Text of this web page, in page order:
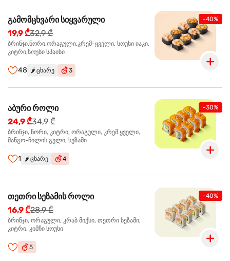
-40%
გამომცხვარი სიყვარული
19,9 ₾32,9 ₾
ბრინჯი,ნორი,ორაგული,კრემ-ყველი, სოუსი იაკი,
კიტრი,სოუსი სპაისი
48 🌶️ ცხარე 3
-30%
აბური როლი
24,9 ₾34,9 ₾
ბრინჯი, ნორი, კიტრი, ორაგული, კრემ ყველი,
მანგო-ჩილის გელი, სეზამი
1 🌶️ ცხარე 4
-40%
თეთრი სეზამის როლი
16,9 ₾28,9 ₾
ბრინჯი, ორაგული, კრაბ მიქსი, თეთრი სეზამი,
კიტრი, კიმჩი სოუსი
5